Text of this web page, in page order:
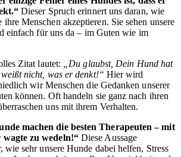
Dieser Spruch erinnert uns daran, wie
Menschen akzeptieren. Sie sehen unsere
einfach für uns da – im Guten wie im
Zitat lautet:
„Du glaubst, Dein Hund hat
nicht, was er denkt!“ Hier wird
wir Menschen die Gedanken unserer
können. Oft handeln sie ganz nach ihren
uns mit ihrem Verhalten.
machen die besten Therapeuten – mit
wagte zu wedeln!“Diese Aussage
wie sehr unsere Hunde dabei helfen, Stress